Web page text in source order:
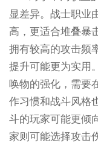
显差异。战士职业
高，更适合堆叠暴
拥有较高的攻击频
提升可能更为实用
唤物的强化，需要
作习惯和战斗风格
斗的玩家可能更倾
家则可能选择攻击